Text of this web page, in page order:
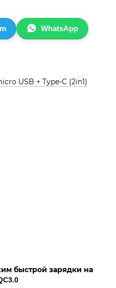
WhatsApp
USB + Type-C (2in1)
быстрой зарядки на